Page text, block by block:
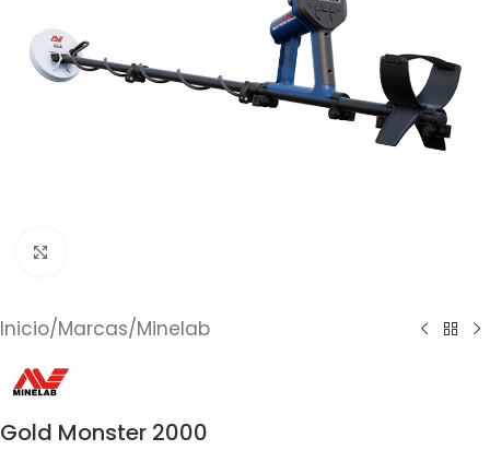
Inicio/Marcas/Minelab
Gold Monster 2000